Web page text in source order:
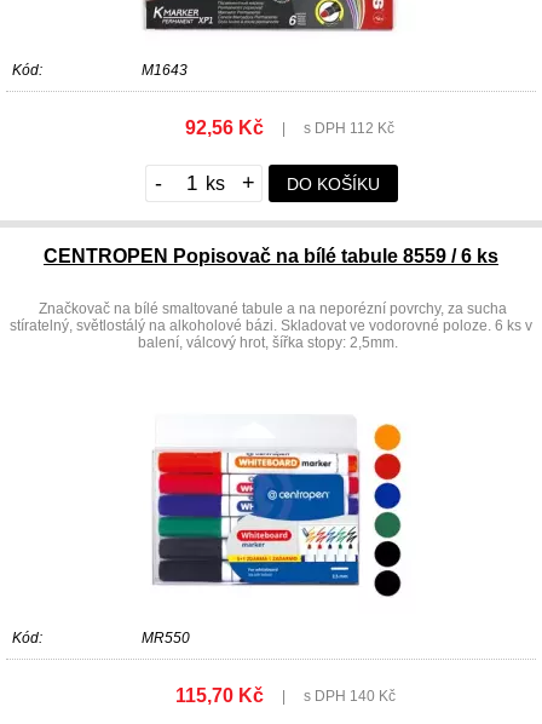
Kód: M1643
92,56 Kč s DPH 112 Kč
- + DO KOŠÍKU
CENTROPEN Popisovač na bílé tabule 8559 / 6 ks
Značkovač na bílé smaltované tabule a na neporézní povrchy, za sucha
stíratelný, světlostálý na alkoholové bázi. Skladovat ve vodorovné poloze. 6 ks v
balení, válcový hrot, šířka stopy: 2,5mm.
Kód: MR550
115,70 Kč s DPH 140 Kč